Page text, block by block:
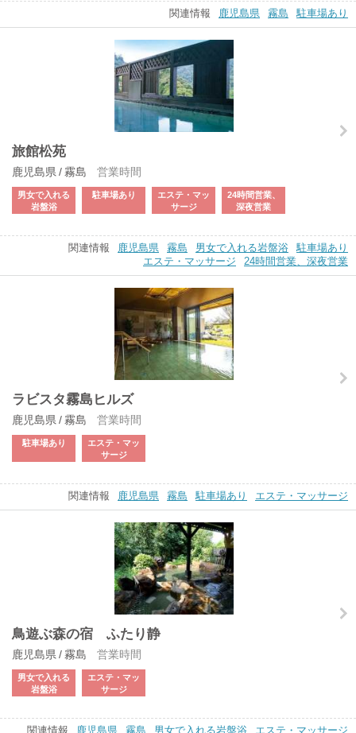
関連情報 鹿児島県 霧島 駐車場あり
旅館松苑
鹿児島県 / 霧島 営業時間
男女で入れる
岩盤浴
駐車場あり
エステ・マッ
サージ
24時間営業、
深夜営業
関連情報 鹿児島県 霧島 男女で入れる岩盤浴 駐車場あり
エステ・マッサージ 24時間営業、深夜営業
ラビスタ霧島ヒルズ
鹿児島県 / 霧島 営業時間
駐車場あり
エステ・マッ
サージ
関連情報 鹿児島県 霧島 駐車場あり エステ・マッサージ
鳥遊ぶ森の宿 ふたり静
鹿児島県 / 霧島 営業時間
男女で入れる
岩盤浴
エステ・マッ
サージ
関連情報 鹿児島県 霧島 男女で入れる岩盤浴 エステ・マッサージ